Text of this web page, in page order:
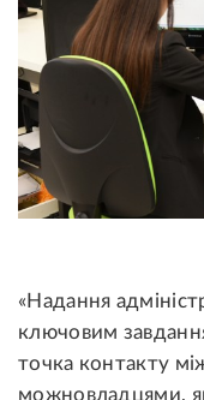
«Надання
ключовим
точка контакту
можновладцями,